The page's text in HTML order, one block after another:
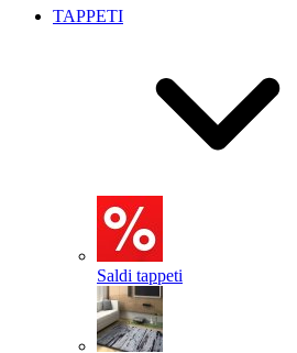
TAPPETI
Saldi tappeti